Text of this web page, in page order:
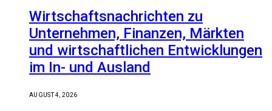
Wirtschaftsnachrichten zu
Unternehmen, Finanzen, Märkten
und wirtschaftlichen Entwicklungen
im In- und Ausland
AUGUST 4, 2026